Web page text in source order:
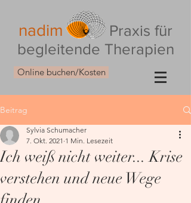
nadim Praxis für
begleitende Therapien
Online buchen/Kosten
Beitrag
Ich weiß nicht weiter... Krise
verstehen und neue Wege
Sylvia Schumacher
7. Okt. 2021 1 Min. Lesezeit